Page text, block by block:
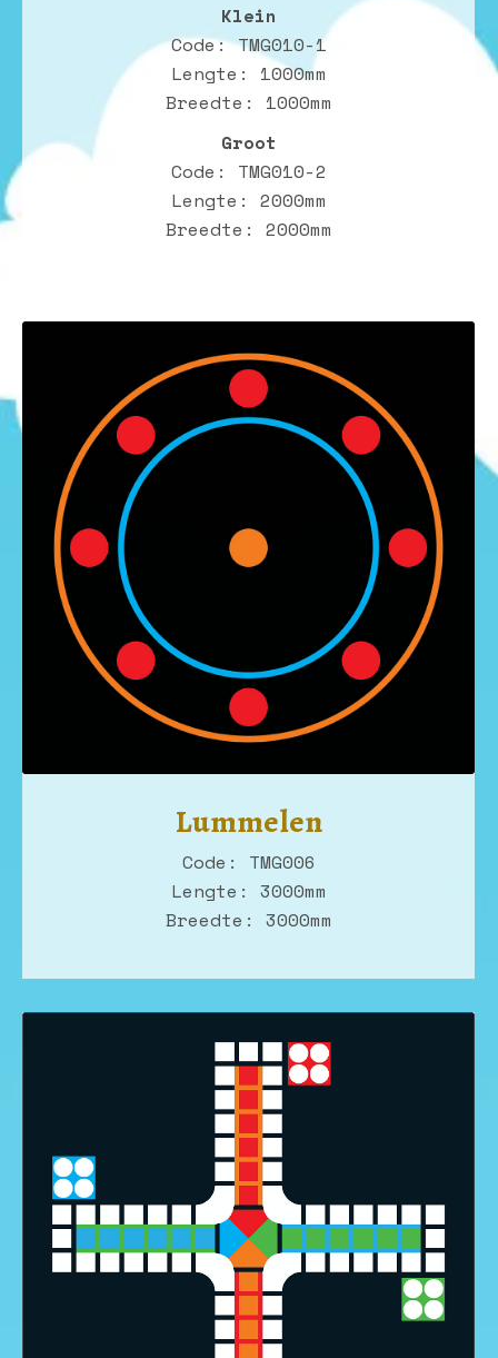
Klein
Code: TMG010-1
Lengte: 1000mm
Breedte: 1000mm
Groot
Code: TMG010-2
Lengte: 2000mm
Breedte: 2000mm
Lummelen
Code: TMG006
Lengte: 3000mm
Breedte: 3000mm